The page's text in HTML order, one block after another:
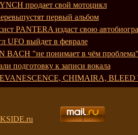
продает свой мотоцикл
первый альбом
PANTERA издаст свою
UFO выйдет в феврале
BACH "не понимает в чём
подготовку к записи вокала
CHIMAIRA, BLEED